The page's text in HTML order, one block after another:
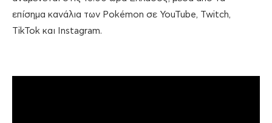
επίσημα κανάλια των Pokémon σε YouTube, Twitch,
TikTok και Instagram.